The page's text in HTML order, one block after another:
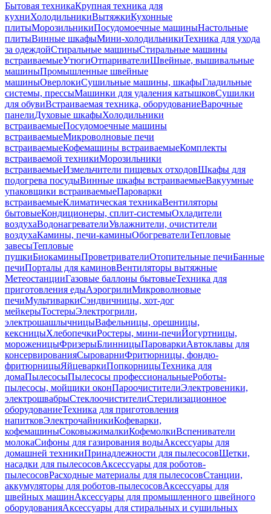
Бытовая техникаКрупная техника для
кухниХолодильникиВытяжкиКухонные
плитыМорозильникиПосудомоечные машиныНастольные
плитыВинные шкафыМини-холодильникиТехника для ухода
за одеждойСтиральные машиныСтиральные машины
встраиваемыеУтюгиОтпаривателиШвейные, вышивальные
машиныПромышленные швейные
машиныОверлокиСушильные машины, шкафыГладильные
системы, прессыМашинки для удаления катышковСушилки
для обувиВстраиваемая техника, оборудованиеВарочные
панелиДуховые шкафыХолодильники
встраиваемыеПосудомоечные машины
встраиваемыеМикроволновые печи
встраиваемыеКофемашины встраиваемыеКомплекты
встраиваемой техникиМорозильники
встраиваемыеИзмельчители пищевых отходовШкафы для
подогрева посудыВинные шкафы встраиваемыеВакуумные
упаковщики встраиваемыеПароварки
встраиваемыеКлиматическая техникаВентиляторы
бытовыеКондиционеры, сплит-системыОхладители
воздухаВодонагревателиУвлажнители, очистители
воздухаКамины, печи-каминыОбогревателиТепловые
завесыТепловые
пушкиБиокаминыПроветривателиОтопительные печиБанные
печиПорталы для каминовВентиляторы вытяжные
МетеостанцииГазовые баллоны бытовыеТехника для
приготовления едыАэрогрилиМикроволновые
печиМультиваркиСэндвичницы, хот-дог
мейкерыТостерыЭлектрогрили,
электрошашлычницыВафельницы, орешницы,
кексницыХлебопечкиРостеры, мини-печиЙогуртницы,
мороженицыФризерыБлинницыПароваркиАвтоклавы для
консервированияСыроварниФритюрницы, фондю-
фритюрницыЯйцеваркиПопкорницыТехника для
домаПылесосыПылесосы профессиональныеРоботы-
пылесосы, мойщики оконПароочистителиЭлектровеники,
электрошвабрыСтеклоочистителиСтерилизационное
оборудованиеТехника для приготовления
напитковЭлектрочайникиКофеварки,
кофемашиныСоковыжималкиКофемолкиВспениватели
молокаСифоны для газирования водыАксессуары для
домашней техникиПринадлежности для пылесосовЩетки,
насадки для пылесосовАксессуары для роботов-
пылесосовРасходные материалы для пылесосовСтанции,
аккумуляторы для роботов-пылесосовАксессуары для
швейных машинАксессуары для промышленного швейного
оборудованияАксессуары для стиральных и сушильных